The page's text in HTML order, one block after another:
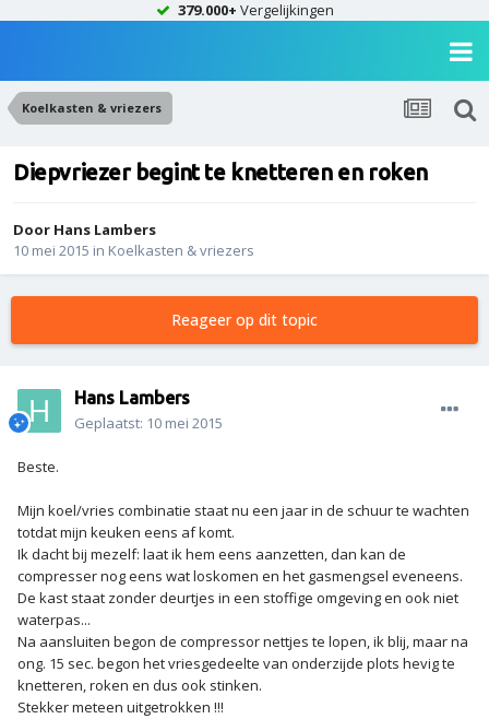
379.000+ Vergelijkingen
Koelkasten & vriezers
Diepvriezer begint te knetteren en roken
Door Hans Lambers
10 mei 2015 in Koelkasten & vriezers
Reageer op dit topic
Hans Lambers
Geplaatst: 10 mei 2015
Beste.
Mijn koel/vries combinatie staat nu een jaar in de schuur te wachten
totdat mijn keuken eens af komt.
Ik dacht bij mezelf: laat ik hem eens aanzetten, dan kan de
compresser nog eens wat loskomen en het gasmengsel eveneens.
De kast staat zonder deurtjes in een stoffige omgeving en ook niet
waterpas...
Na aansluiten begon de compressor nettjes te lopen, ik blij, maar na
ong. 15 sec. begon het vriesgedeelte van onderzijde plots hevig te
knetteren, roken en dus ook stinken.
Stekker meteen uitgetrokken !!!